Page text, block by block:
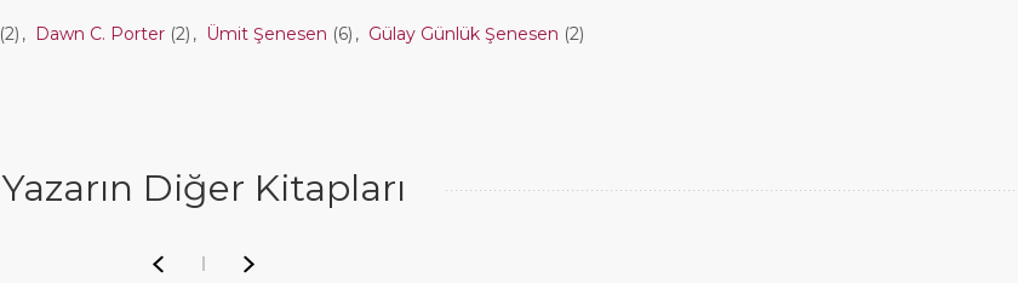
(2) , Dawn C. Porter (2) , Ümit Şenesen (6) , Gülay Günlük Şenesen (2)
Yazarın Diğer Kitapları